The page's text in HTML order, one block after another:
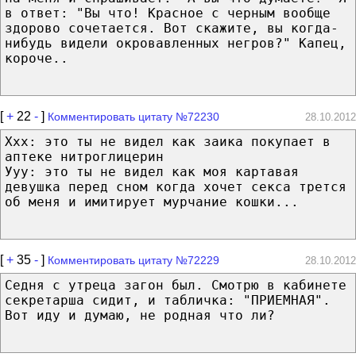
в ответ: "Вы что! Красное с черным вообще
здорово сочетается. Вот скажите, вы когда-
нибудь видели окровавленных негров?" Капец,
короче..
[+ 22 - ] Комментировать цитату №72230 28.10.2012
Ххх: это ты не видел как заика покупает в
аптеке нитроглицерин
Ууу: это ты не видел как моя картавая
девушка перед сном когда хочет секса трется
об меня и имитирует мурчание кошки...
[+ 35 - ] Комментировать цитату №72229 28.10.2012
Седня с утреца загон был. Смотрю в кабинете
секретарша сидит, и табличка: "ПРИЕМНАЯ".
Вот иду и думаю, не родная что ли?